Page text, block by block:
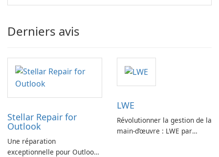
Derniers avis
Stellar Repair for
Outlook
Une réparation
exceptionnelle pour Outlook :
LWE
Révolutionner la gestion de la
main-d’œuvre : LWE par